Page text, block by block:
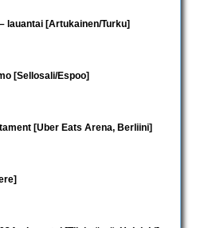
lauantai [Artukainen/Turku]
[Sellosali/Espoo]
[Uber Eats Arena, Berliini]